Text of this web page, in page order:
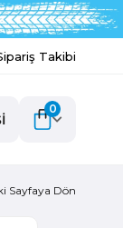
Takibi
0
Sayfaya Dön